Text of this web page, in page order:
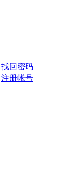
找回密码
注册帐号